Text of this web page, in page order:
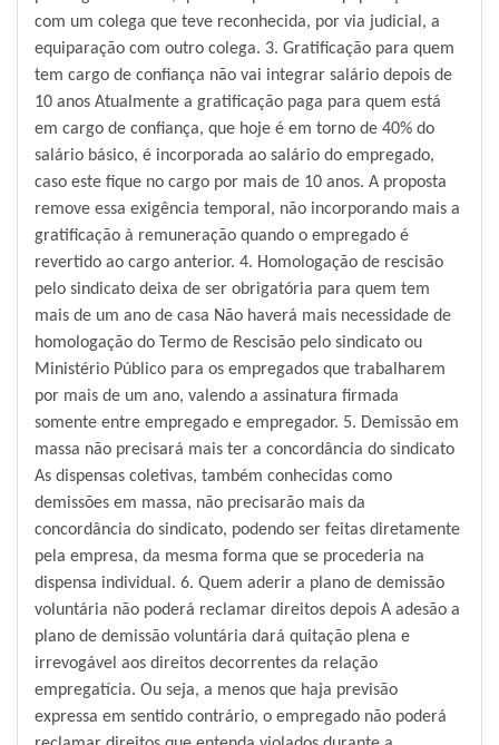
com um colega que teve reconhecida, por via judicial, a
equiparação com outro colega. 3. Gratificação para quem
tem cargo de confiança não vai integrar salário depois de
10 anos Atualmente a gratificação paga para quem está
em cargo de confiança, que hoje é em torno de 40% do
salário básico, é incorporada ao salário do empregado,
caso este fique no cargo por mais de 10 anos. A proposta
remove essa exigência temporal, não incorporando mais a
gratificação à remuneração quando o empregado é
revertido ao cargo anterior. 4. Homologação de rescisão
pelo sindicato deixa de ser obrigatória para quem tem
mais de um ano de casa Não haverá mais necessidade de
homologação do Termo de Rescisão pelo sindicato ou
Ministério Público para os empregados que trabalharem
por mais de um ano, valendo a assinatura firmada
somente entre empregado e empregador. 5. Demissão em
massa não precisará mais ter a concordância do sindicato
As dispensas coletivas, também conhecidas como
demissões em massa, não precisarão mais da
concordância do sindicato, podendo ser feitas diretamente
pela empresa, da mesma forma que se procederia na
dispensa individual. 6. Quem aderir a plano de demissão
voluntária não poderá reclamar direitos depois A adesão a
plano de demissão voluntária dará quitação plena e
irrevogável aos direitos decorrentes da relação
empregatícia. Ou seja, a menos que haja previsão
expressa em sentido contrário, o empregado não poderá